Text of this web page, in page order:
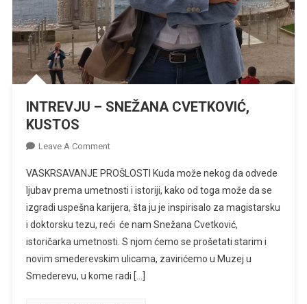
INTREVJU – SNEŽANA CVETKOVIĆ,
KUSTOS
Leave A CommentOn
–
SNEŽANA
CVETKOVIĆ,
KUSTOS
VASKRSAVANJE PROŠLOSTI Kuda može nekog da odvede
ljubav prema umetnosti i istoriji, kako od toga može da se
izgradi uspešna karijera, šta ju je inspirisalo za magistarsku
i doktorsku tezu, reći će nam Snežana Cvetković,
istoričarka umetnosti. S njom ćemo se prošetati starim i
novim smederevskim ulicama, zavirićemo u Muzej u
Smederevu, u kome radi […]